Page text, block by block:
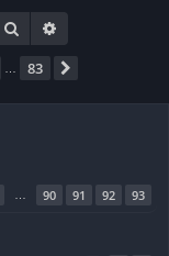
h
Rechercher
83
90 91 92 93